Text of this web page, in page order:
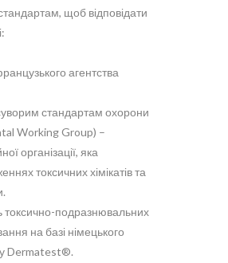
щоб відповідати
агентства
стандартам охорони
Working Group) –
організації, яка
токсичних хімікатів та
токсично-подразнювальних
на базі німецького
Dermatest®.